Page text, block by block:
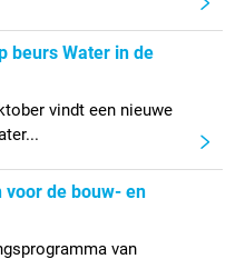
beurs Water in de
vindt een nieuwe
voor de bouw- en
van